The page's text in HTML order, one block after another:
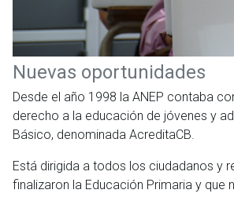
Nuevas oportunidades
Desde el año 1998 la ANEP contaba
derecho a la educación de jóvenes y
Básico, denominada AcreditaCB.
Está dirigida a todos los ciudadanos y
finalizaron la Educación Primaria y que